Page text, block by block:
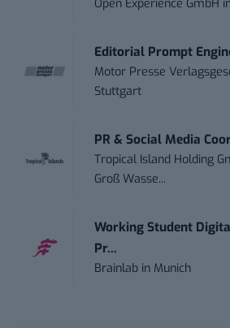
Open Experience GmbH
Editorial Prompt
Motor Presse
Stuttgart
PR & Social Media
Tropical Island Holding
Groß Wasse...
Working Student
Pr...
Brainlab in Munich